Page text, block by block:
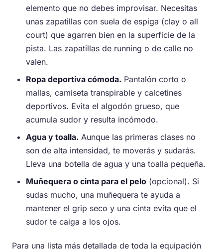
elemento que no debes improvisar. Necesitas
unas zapatillas con suela de espiga (clay o all
court) que agarren bien en la superficie de la
pista. Las zapatillas de running o de calle no
valen.
Ropa deportiva cómoda. Pantalón corto o
mallas, camiseta transpirable y calcetines
deportivos. Evita el algodón grueso, que
acumula sudor y resulta incómodo.
Agua y toalla. Aunque las primeras clases no
son de alta intensidad, te moverás y sudarás.
Lleva una botella de agua y una toalla pequeña.
Muñequera o cinta para el pelo (opcional). Si
sudas mucho, una muñequera te ayuda a
mantener el grip seco y una cinta evita que el
sudor te caiga a los ojos.
Para una lista más detallada de toda la equipación